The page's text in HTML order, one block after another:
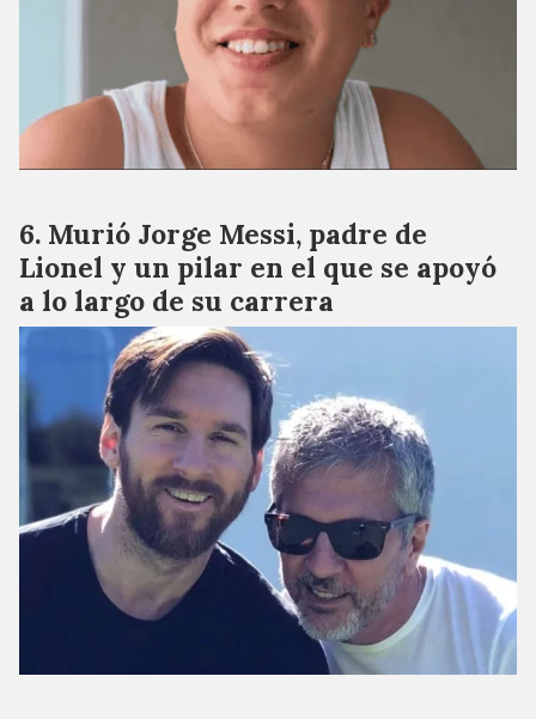
Murió Jorge Messi, padre de
Lionel y un pilar en el que se apoyó
a lo largo de su carrera